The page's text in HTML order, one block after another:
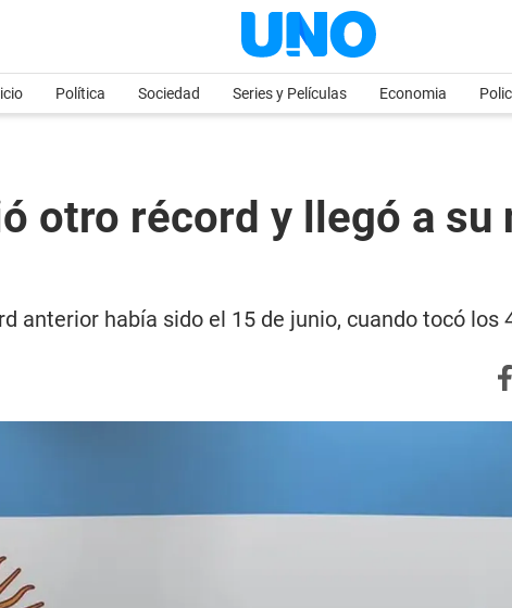
Política Sociedad Series y Películas Economia
otro récord y llegó a su
anterior había sido el 15 de junio, cuando tocó